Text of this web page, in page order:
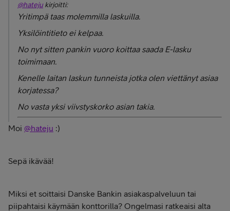
@hatejukirjoitti:
Yritimpä taas molemmilla laskuilla.
Yksilöintitieto ei kelpaa.
No nyt sitten pankin vuoro koittaa saada E-lasku
toimimaan.
Kenelle laitan laskun tunneista jotka olen viettänyt asiaa
korjatessa?
No vasta yksi viivstyskorko asian takia.
Moi @hateju :)
Sepä ikävää!
Miksi et soittaisi Danske Bankin asiakaspalveluun tai
piipahtaisi käymään konttorilla? Ongelmasi ratkeaisi alta